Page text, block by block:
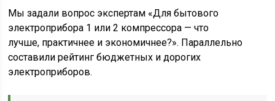
Мы задали вопрос экспертам «Для бытового
электроприбора 1 или 2 компрессора — что
лучше, практичнее и экономичнее?». Параллельно
составили рейтинг бюджетных и дорогих
электроприборов.